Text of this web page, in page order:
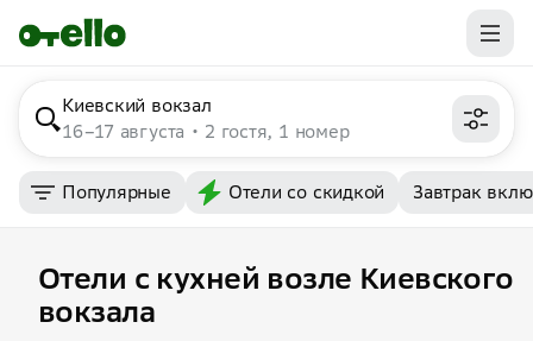
Киевский вокзал
16–17 августа
2 гостя, 1 номер
Популярные Отели со скидкой Завтрак
Отели с кухней возле Киевского
вокзала